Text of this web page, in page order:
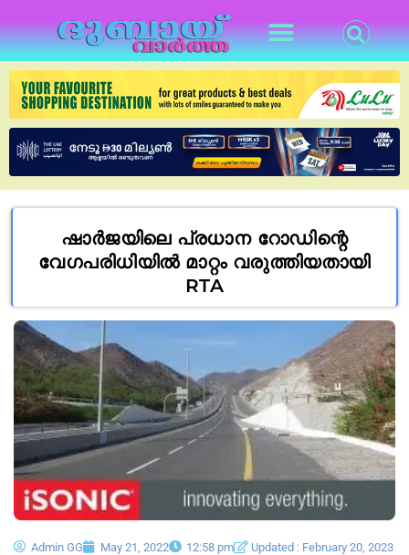
ഷാർജയിലെ പ്രധാന റോഡിന്റെ
വേഗപരിധിയിൽ മാറ്റം വരുത്തിയതായി
RTA
Admin GG May 21, 2022 12:58 pm
Updated : February 20, 2023